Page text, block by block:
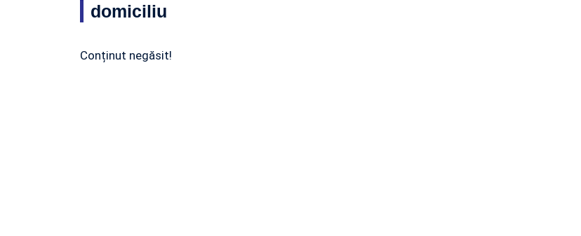
domiciliu
Conținut negăsit!